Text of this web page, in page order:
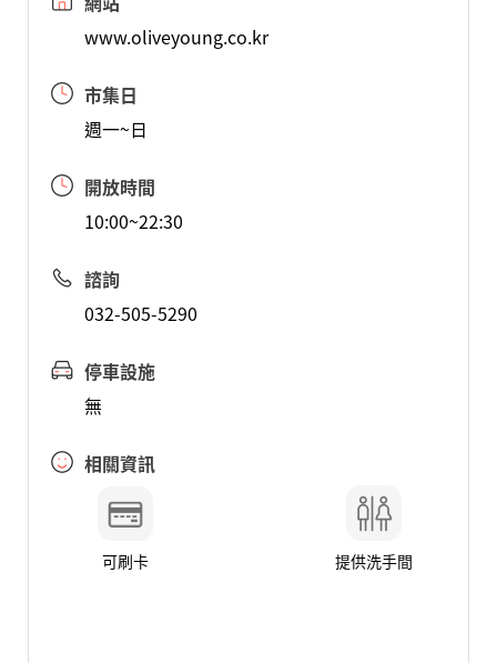
www.oliveyoung.co.kr
市集日
週一~日
開放時間
10:00~22:30
諮詢
032-505-5290
停車設施
無
相關資訊
可刷卡 提供洗手間